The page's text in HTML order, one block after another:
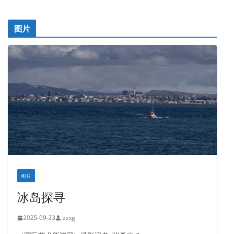
图片
图片
冰岛探寻
2025-09-23 jzzxg